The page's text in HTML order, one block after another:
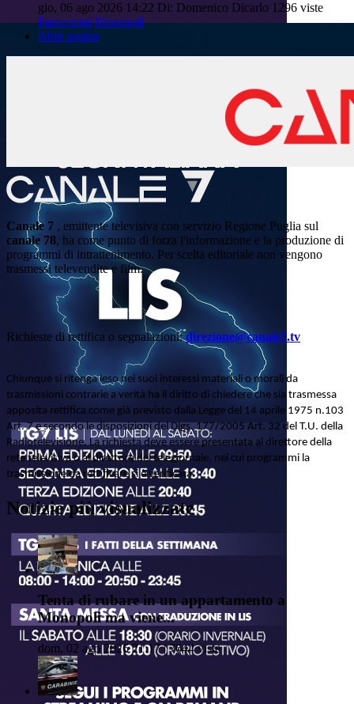
gio, 06 ago 2026 14:22 Di: Domenico Dicarlo 1296 viste
Parravicini Monopoli
Altre notizie
Canale 7 , emittente televisiva con servizio Regione Puglia sul
canale 78, ha come punto di forza l'informazione e la produzione di
programmi di intrattenimento. Per scelta editoriale non vengono
trasmessi televendite e film.
Richieste di rettifica o segnalazioni:direzione@canale7.tv
Chiunque si ritenga leso nei suoi interessi materiali o morali da
trasmissioni contrarie a verità ha il diritto di chiedere che sia trasmessa
apposita rettifica come già previsto dalla Legge del 14 aprile 1975 n.103
Art. 7 e secondo le disposizioni del Dlgs. 177/2005 Art. 32 del T.U. della
Radiotelevisione. La richiesta deve essere presentata al direttore della
rete televisiva o al direttore del telegiornale, nei cui programmi la
trasmissione da rettificare si è verificata.
Notizie più visualizzate
Tenta di rubare in un appartamento a
Monopoli ma viene...
dom, 02 ago 2026 21:17 | 7644 viste